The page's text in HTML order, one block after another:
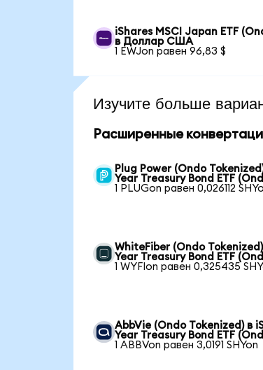
iShares MSCI Japan ETF
в Доллар США
1 EWJon равен 96,83 $
Изучите больше
Расширенные
Plug Power (Ondo
Year Treasury Bond ETF
1 PLUGon равен 0,026112
WhiteFiber (Ondo
Year Treasury Bond ETF
1 WYFIon равен 0,325435
AbbVie (Ondo Tokenized) в
Year Treasury Bond ETF
1 ABBVon равен 3,0191 SHYon